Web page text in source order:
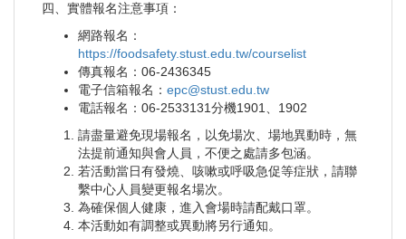
四、實體報名注意事項：
網路報名：
https://foodsafety.stust.edu.tw/courselist
傳真報名：06-2436345
電子信箱報名： epc@stust.edu.tw
電話報名：06-2533131分機1901、1902
請盡量避免現場報名，以免場次、場地異動時，無
法提前通知與會人員，不便之處請多包涵。
若活動當日有發燒、咳嗽或呼吸急促等症狀，請聯
繫中心人員變更報名場次。
為確保個人健康，進入會場時請配戴口罩。
本活動如有調整或異動將另行通知。